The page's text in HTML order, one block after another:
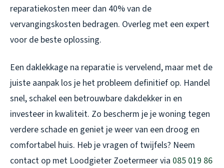
reparatiekosten meer dan 40% van de
vervangingskosten bedragen. Overleg met een expert
voor de beste oplossing.
Een daklekkage na reparatie is vervelend, maar met de
juiste aanpak los je het probleem definitief op. Handel
snel, schakel een betrouwbare dakdekker in en
investeer in kwaliteit. Zo bescherm je je woning tegen
verdere schade en geniet je weer van een droog en
comfortabel huis. Heb je vragen of twijfels? Neem
contact op met Loodgieter Zoetermeer via 085 019 86